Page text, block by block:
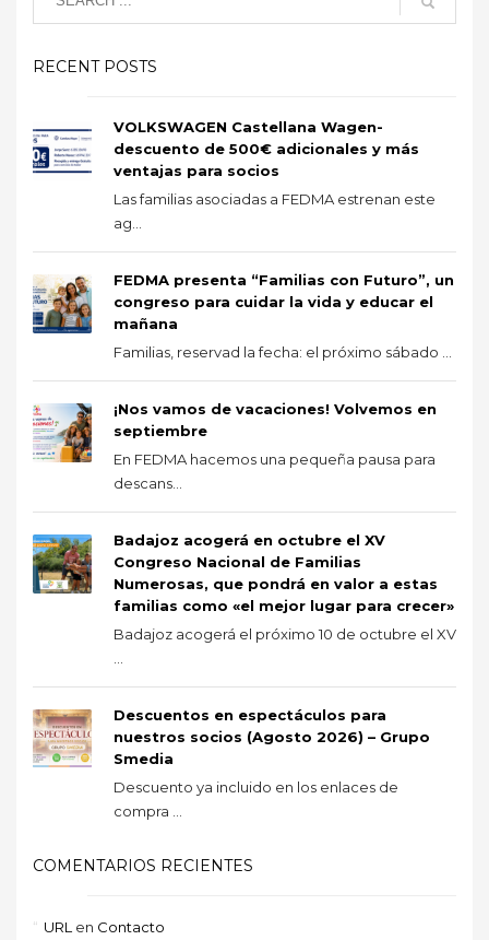
RECENT POSTS
VOLKSWAGEN Castellana Wagen-
descuento de 500€ adicionales y más
ventajas para socios
Las familias asociadas a FEDMA estrenan este
ag...
FEDMA presenta “Familias con Futuro”, un
congreso para cuidar la vida y educar el
mañana
Familias, reservad la fecha: el próximo sábado ...
¡Nos vamos de vacaciones! Volvemos en
septiembre
En FEDMA hacemos una pequeña pausa para
descans...
Badajoz acogerá en octubre el XV
Congreso Nacional de Familias
Numerosas, que pondrá en valor a estas
familias como «el mejor lugar para crecer»
Badajoz acogerá el próximo 10 de octubre el XV
Descuentos en espectáculos para
nuestros socios (Agosto 2026) – Grupo
Smedia
Descuento ya incluido en los enlaces de
compra ...
COMENTARIOS RECIENTES
URL en Contacto